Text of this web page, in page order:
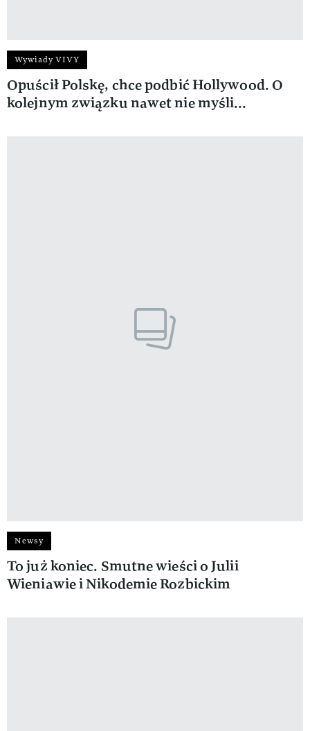
Wywiady VIVY
Opuścił Polskę, chce podbić Hollywood. O
kolejnym związku nawet nie myśli...
Newsy
To już koniec. Smutne wieści o Julii
Wieniawie i Nikodemie Rozbickim